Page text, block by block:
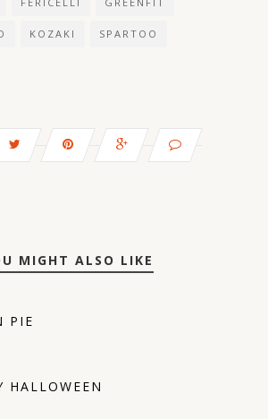
KOZAKI SPARTOO
MIGHT ALSO LIKE
PIE
HALLOWEEN